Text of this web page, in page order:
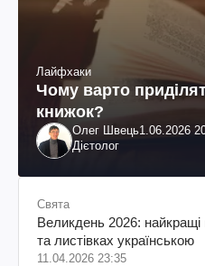
Лайфхаки
Чому варто
книжок?
Олег Швець1.06.2026
Дієтолог
Свята
Великдень 2026: найкращі
та листівках українською
11.04.2026 23:35